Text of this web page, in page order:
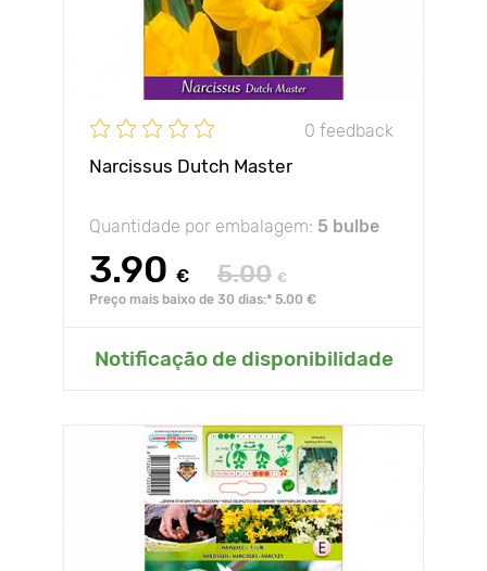
0 feedback
Narcissus Dutch Master
Quantidade por embalagem: 5 bulbe
3.90 € 5.00 €
Preço mais baixo de 30 dias:* 5.00 €
Notificação de disponibilidade